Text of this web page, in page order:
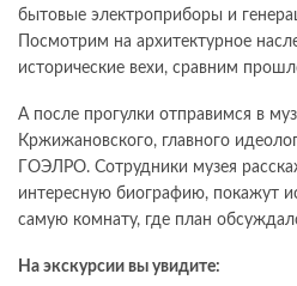
бытовые электроприборы и
Посмотрим на архитектурное
исторические вехи, сравним
А после прогулки отправимся в
Кржижановского, главного
ГОЭЛРО. Сотрудники музея
интересную биографию, покажут
самую комнату, где план
На экскурсии вы увидите: